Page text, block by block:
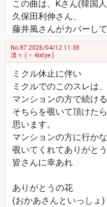
この曲は、Kさん(韓国人
久保田利伸さん、
藤井風さんがカバーして
No.87 2026/04/12 11:38
凛々 ( ♀ 4ixtye )
ミクル休止に伴い
ミクルでのこのスレは
マンションの方で続け
そちらを覗いて頂けた
思います。
マンションの方に行か
覗いてくれてありがと
皆さんに幸あれ
ありがとうの花
(おかあさんといっしょ)